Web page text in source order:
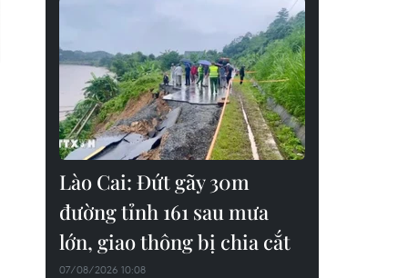
Lào Cai: Đứt gãy 30m
đường tỉnh 161 sau mưa
lớn, giao thông bị chia cắt
07/08/2026 10:08